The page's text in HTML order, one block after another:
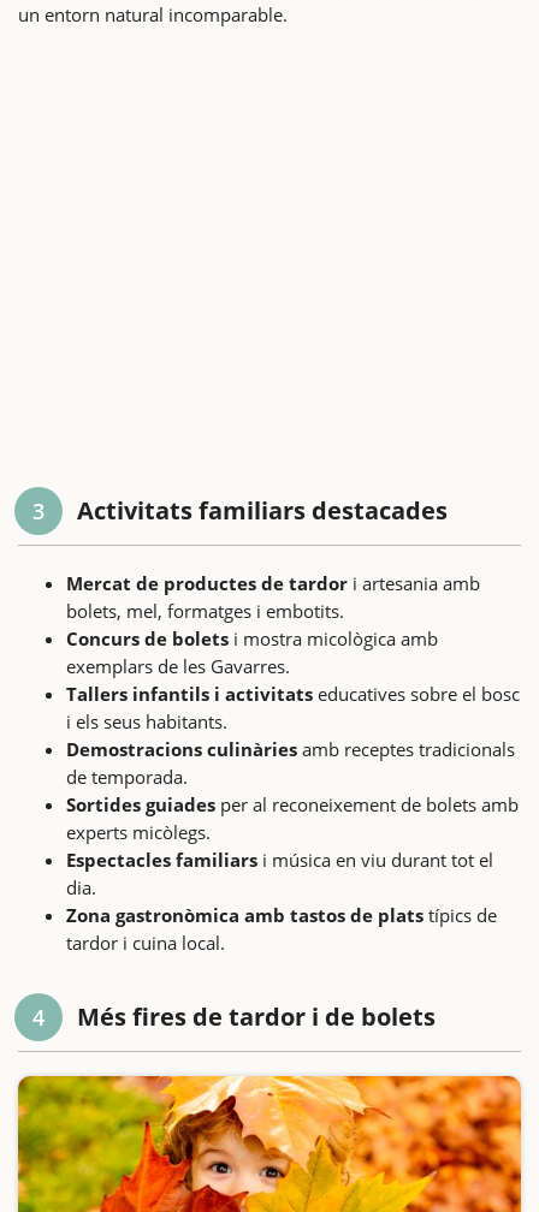
un entorn natural incomparable.
3 Activitats familiars destacades
Mercat de productes de tardor i artesania amb
bolets, mel, formatges i embotits.
Concurs de bolets i mostra micològica amb
exemplars de les Gavarres.
Tallers infantils i activitats educatives sobre el bosc
i els seus habitants.
Demostracions culinàries amb receptes tradicionals
de temporada.
Sortides guiades per al reconeixement de bolets amb
experts micòlegs.
Espectacles familiars i música en viu durant tot el
dia.
Zona gastronòmica amb tastos de plats típics de
tardor i cuina local.
4 Més fires de tardor i de bolets